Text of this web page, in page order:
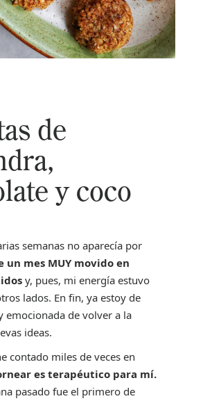
de
y coco
semanas no aparecía por
un mes MUY movido en
y, pues, mi energía estuvo
lados. En fin, ya estoy de
emocionada de volver a la
ideas.
contado miles de veces en
es terapéutico para mí.
pasado fue el primero de